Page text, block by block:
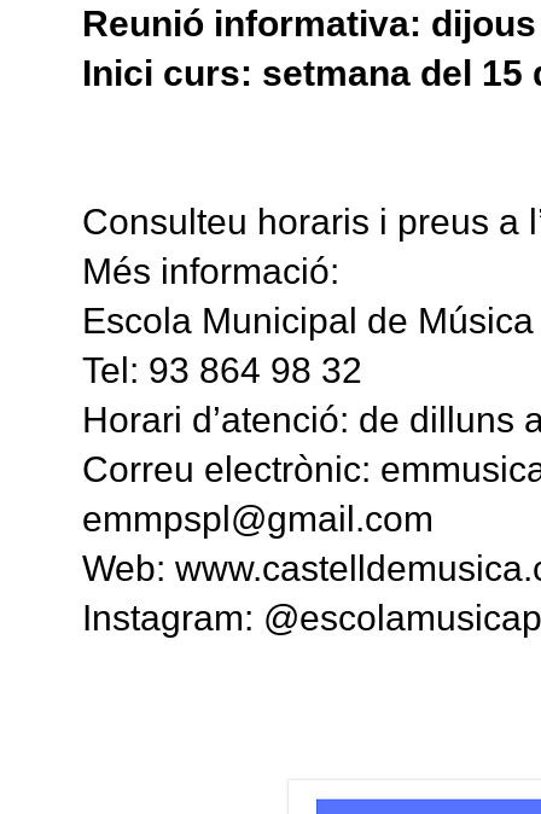
Reunió informativa:
Inici curs: setmana del 15
Consulteu horaris i preus a
Més informació:
Escola Municipal de
Tel: 93 864 98 32
Horari d’atenció: de dilluns
Correu electrònic:
emmpspl@gmail.com
Web:
Instagram: